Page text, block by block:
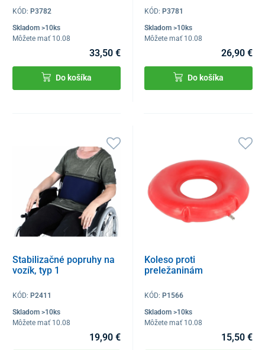
KÓD: P3782
Skladom >10ks
Môžete mať 10.08
33,50 €
Do košíka
KÓD:P3781
Skladom >10ks
Môžete mať 10.08
26,90 €
Do košíka
Stabilizačné popruhy na
vozík, typ 1
KÓD: P2411
Skladom >10ks
Môžete mať 10.08
19,90 €
Koleso proti
preležaninám
KÓD:P1566
Skladom >10ks
Môžete mať 10.08
15,50 €